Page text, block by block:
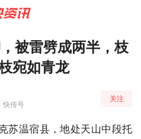
被雷劈成两半，枝
宛如青龙
· 快传号
关注
苏温宿县，地处天山中段托